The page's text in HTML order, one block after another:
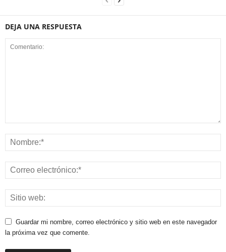
DEJA UNA RESPUESTA
Guardar mi nombre, correo electrónico y sitio web en este navegador
la próxima vez que comente.